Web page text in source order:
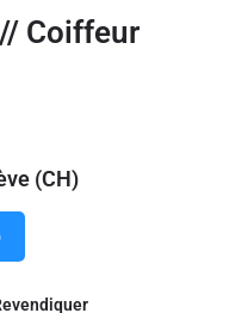
Coiffeur
(CH)